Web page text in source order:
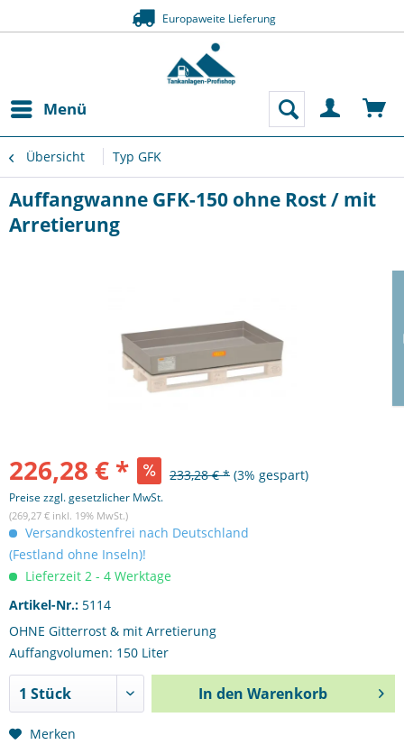
Europaweite Lieferung
Menü
Übersicht Typ GFK
Auffangwanne GFK-150 ohne Rost / mit
Arretierung
226,28 € * 233,28 € * (3% gespart)
Preise zzgl. gesetzlicher MwSt.
(269,27 € inkl. 19% MwSt.)
Versandkostenfrei nach Deutschland
(Festland ohne Inseln)!
Lieferzeit 2 - 4 Werktage
Artikel-Nr.: 5114
OHNE Gitterrost & mit Arretierung
Auffangvolumen: 150 Liter
In den Warenkorb
Merken